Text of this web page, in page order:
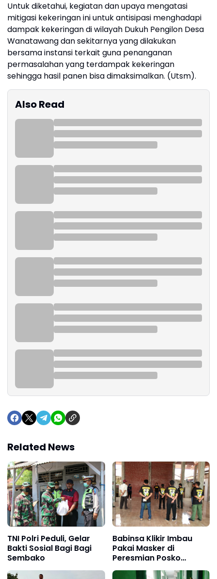
Untuk diketahui, kegiatan dan upaya mengatasi
mitigasi kekeringan ini untuk antisipasi menghadapi
dampak kekeringan di wilayah Dukuh Pengilon Desa
Wanatawang dan sekitarnya yang dilakukan
bersama instansi terkait guna penanganan
permasalahan yang terdampak kekeringan
sehingga hasil panen bisa dimaksimalkan. (Utsm).
Also Read
Related News
TNI Polri Peduli, Gelar
Bakti Sosial Bagi Bagi
Sembako
Babinsa Klikir Imbau
Pakai Masker di
Peresmian Posko
Covid-19 Desa Buaran